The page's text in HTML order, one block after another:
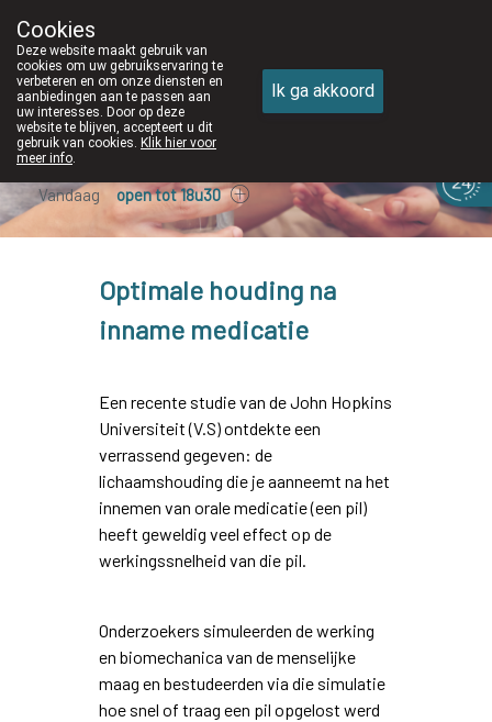
050/82 28 83
Vandaag open tot 18u30
Optimale houding na
inname medicatie
Een recente studie van de John Hopkins
Universiteit (V.S) ontdekte een
verrassend gegeven: de
lichaamshouding die je aanneemt na het
innemen van orale medicatie (een pil)
heeft geweldig veel effect op de
werkingssnelheid van die pil.
Onderzoekers simuleerden de werking
en biomechanica van de menselijke
maag en bestudeerden via die simulatie
hoe snel of traag een pil opgelost werd
Cookies
Deze website maakt gebruik van
cookies om uw gebruikservaring te
verbeteren en om onze diensten en
aanbiedingen aan te passen aan
uw interesses. Door op deze
website te blijven, accepteert u dit
gebruik van cookies. Klik hier voor
meer info.
Ik ga akkoord